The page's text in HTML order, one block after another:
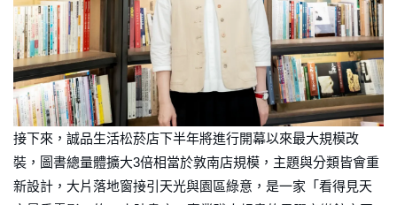
接下來，誠品生活松菸店下半年將進行開幕以來最大規模改
裝，圖書總量體擴大3倍相當於敦南店規模，主題與分類皆會重
新設計，大片落地窗接引天光與園區綠意，是一家「看得見天